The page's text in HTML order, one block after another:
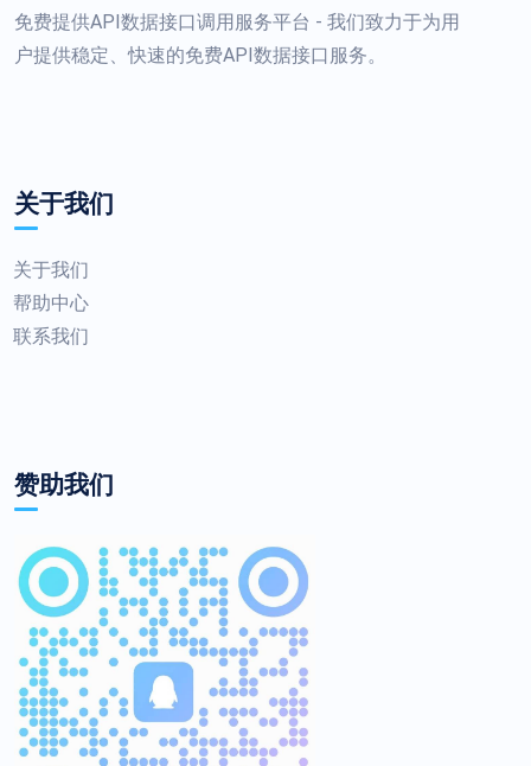
免费提供API数据接口调用服务平台 - 我们致力于为用
户提供稳定、快速的免费API数据接口服务。
关于我们
关于我们
帮助中心
联系我们
赞助我们